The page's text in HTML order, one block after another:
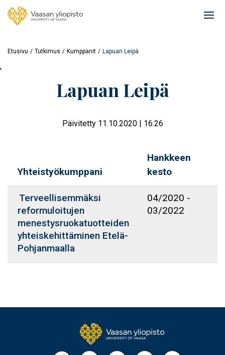
Etusivu Tutkimus Kumppanit Lapuan Leipä
'
Lapuan Leipä
Päivitetty 11.10.2020 | 16:26
Yhteistyökumppani
Hankkeen
kesto
Terveellisemmäksi
reformuloitujen
menestysruokatuotteiden
yhteiskehittäminen Etelä-
Pohjanmaalla
04/2020 -
03/2022